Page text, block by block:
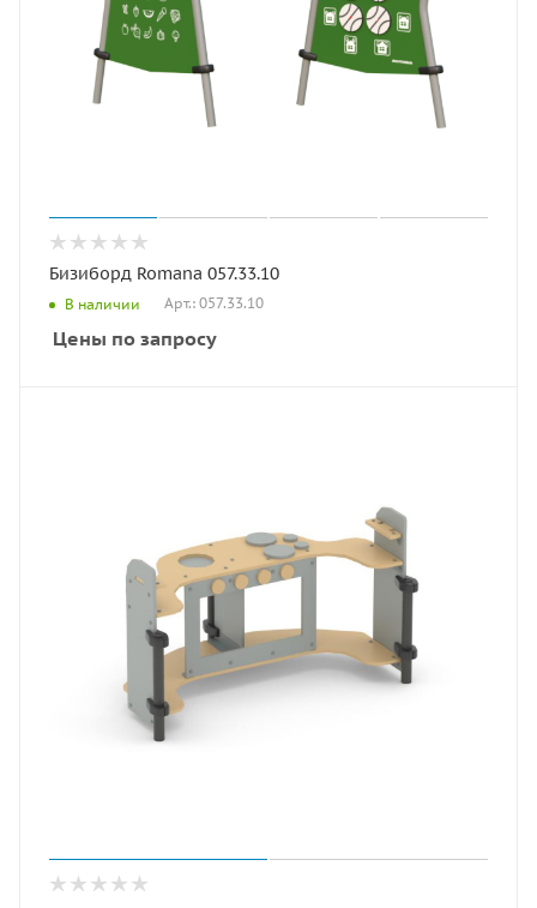
Бизиборд Romana 057.33.10
В наличии Арт.: 057.33.10
Цены по запросу